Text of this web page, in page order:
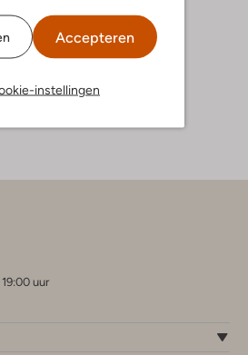
Accepteren
instellingen
Jeans Polyester
uur